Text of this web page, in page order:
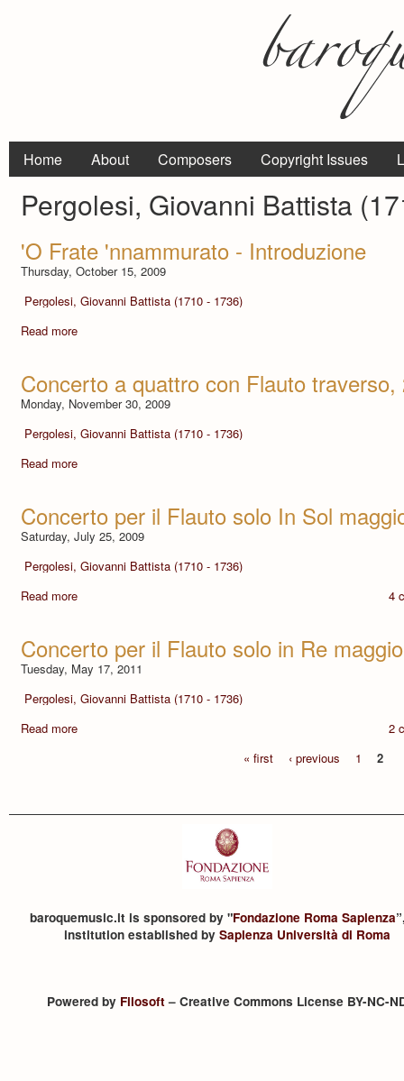
Home About Composers Copyright Issues
Pergolesi, Giovanni Battista
'O Frate 'nnammurato - Introduzione
Thursday, October 15, 2009
Pergolesi, Giovanni Battista (1710 - 1736)
Read more
Concerto a quattro con Flauto
Monday, November 30, 2009
Pergolesi, Giovanni Battista (1710 - 1736)
Read more
Concerto per il Flauto solo In Sol
Saturday, July 25, 2009
Pergolesi, Giovanni Battista (1710 - 1736)
Read more
4
Concerto per il Flauto solo in Re
Tuesday, May 17, 2011
Pergolesi, Giovanni Battista (1710 - 1736)
Read more
2
« first
‹ previous 1 2
baroquemusic.it is sponsored by "Fondazione Roma Sapienza
institution established by Sapienza Università di Roma
Powered by Filosoft– Creative Commons License BY-NC-